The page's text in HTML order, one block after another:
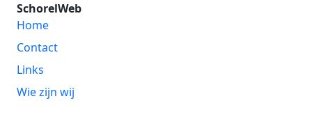
SchorelWeb
Home
Contact
Links
Wie zijn wij